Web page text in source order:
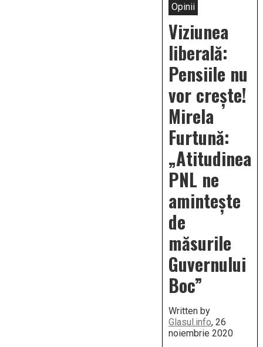
Opinii
Viziunea
liberală:
Pensiile nu
vor creşte!
Mirela
Furtună:
„Atitudinea
PNL ne
aminteşte
de
măsurile
Guvernului
Boc”
Written by
Glasul.info, 26
noiembrie 2020